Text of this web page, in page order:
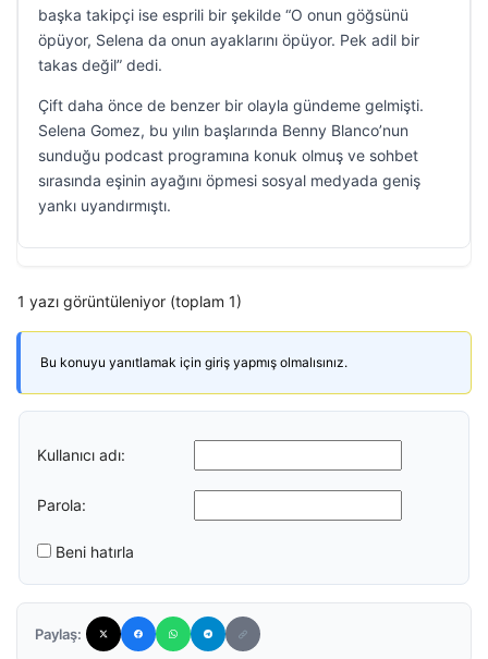
başka takipçi ise esprili bir şekilde “O onun göğsünü
öpüyor, Selena da onun ayaklarını öpüyor. Pek adil bir
takas değil” dedi.
Çift daha önce de benzer bir olayla gündeme gelmişti.
Selena Gomez, bu yılın başlarında Benny Blanco’nun
sunduğu podcast programına konuk olmuş ve sohbet
sırasında eşinin ayağını öpmesi sosyal medyada geniş
yankı uyandırmıştı.
1 yazı görüntüleniyor (toplam 1)
Bu konuyu yanıtlamak için giriş yapmış olmalısınız.
Kullanıcı adı:
Parola:
Beni hatırla
Paylaş: